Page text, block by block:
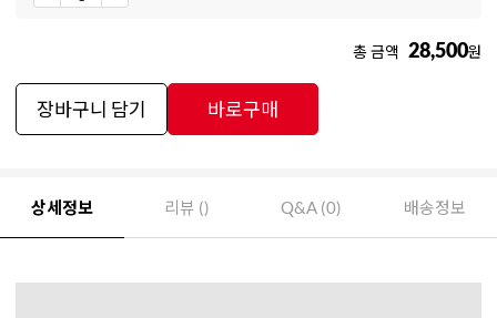
총 금액 28,500원
장바구니 담기 바로구매
상세정보 리뷰 () Q&A (0) 배송정보